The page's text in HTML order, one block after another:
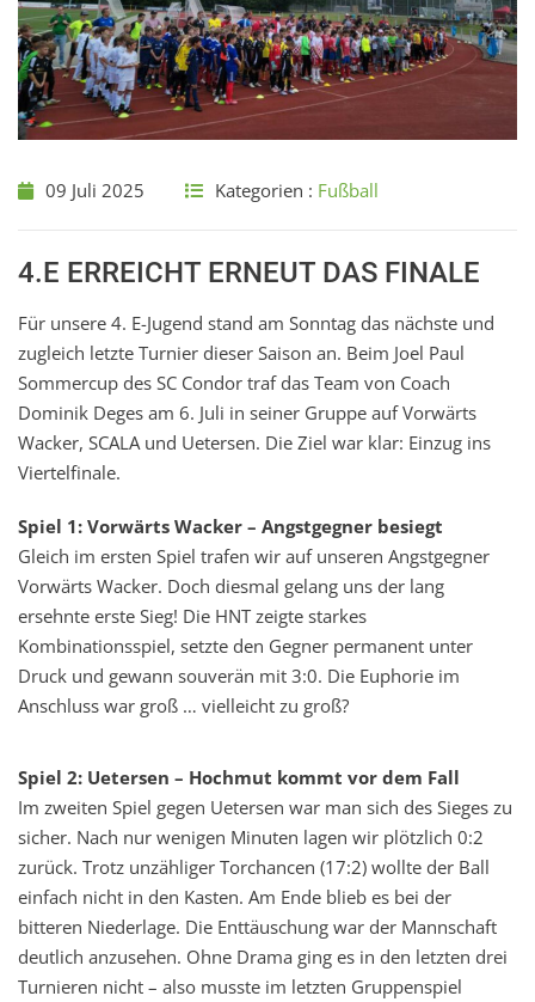
09 Juli 2025 Kategorien : Fußball
4.E ERREICHT ERNEUT DAS FINALE
Für unsere 4. E-Jugend stand am Sonntag das nächste und
zugleich letzte Turnier dieser Saison an. Beim Joel Paul
Sommercup des SC Condor traf das Team von Coach
Dominik Deges am 6. Juli in seiner Gruppe auf Vorwärts
Wacker, SCALA und Uetersen. Die Ziel war klar: Einzug ins
Viertelfinale.
Spiel 1: Vorwärts Wacker – Angstgegner besiegt
Gleich im ersten Spiel trafen wir auf unseren Angstgegner
Vorwärts Wacker. Doch diesmal gelang uns der lang
ersehnte erste Sieg! Die HNT zeigte starkes
Kombinationsspiel, setzte den Gegner permanent unter
Druck und gewann souverän mit 3:0. Die Euphorie im
Anschluss war groß … vielleicht zu groß?
Spiel 2: Uetersen – Hochmut kommt vor dem Fall
Im zweiten Spiel gegen Uetersen war man sich des Sieges zu
sicher. Nach nur wenigen Minuten lagen wir plötzlich 0:2
zurück. Trotz unzähliger Torchancen (17:2) wollte der Ball
einfach nicht in den Kasten. Am Ende blieb es bei der
bitteren Niederlage. Die Enttäuschung war der Mannschaft
deutlich anzusehen. Ohne Drama ging es in den letzten drei
Turnieren nicht – also musste im letzten Gruppenspiel